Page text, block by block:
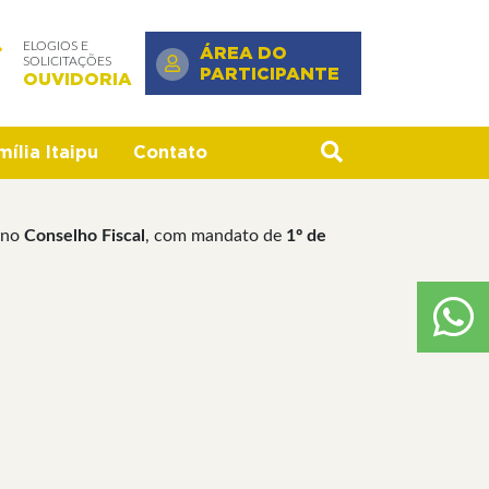
ELOGIOS E
SOLICITAÇÕES
OUVIDORIA
ÁREA DO
PARTICIPANTE
Itaipu Contato
Conselho Fiscal , com mandato de 1º de